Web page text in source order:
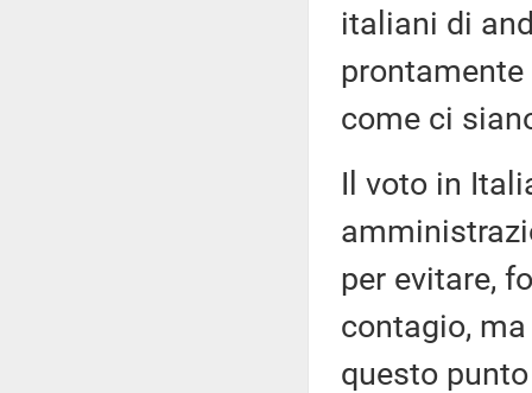
italiani di
come ci
Il voto in
per evitare,
contagio,
questo